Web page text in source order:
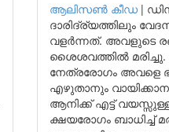
ആലിസണ്‍ കീഡ |
ദാരിദ്ര്യത്തിലും
വളർന്നത്. അവളുടെ
ശൈശവത്തിൽ
നേത്രരോഗം അവളെ
എഴുതാനും
ആനിക്ക് എട്ട്
ക്ഷയരോഗം ബാധിച്ച്